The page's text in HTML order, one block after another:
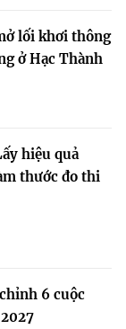
lối khơi thông
ở Hạc Thành
hiệu quả
thước đo thi
6 cuộc